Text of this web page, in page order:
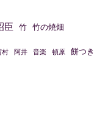
臣 竹 竹の焼畑
村 阿井 音楽 頓原 餅つき